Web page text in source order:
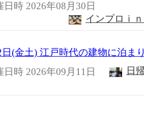
日時 2026年08月30日
インプロｉ
日(金土) 江戸時代の建物に泊ま
日時 2026年09月11日
日